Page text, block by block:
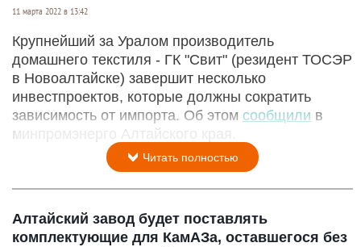
11 марта 2022 в 13:42
Крупнейший за Уралом производитель
домашнего текстиля - ГК "Свит" (резидент ТОСЭР
в Новоалтайске) завершит несколько
инвестпроектов, которые должны сократить
зависимость от импорта. Об этом сообщили в
минпромэнерго Алтайского края.
Читать полностью
Алтайский завод будет поставлять
комплектующие для КамАЗа, оставшегося без